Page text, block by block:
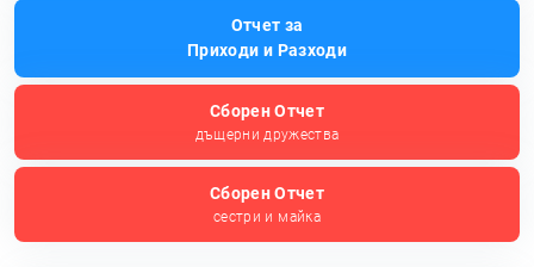
Отчет за
Приходи и Разходи
Сборен Отчет
дъщерни дружества
Сборен Отчет
сестри и майка